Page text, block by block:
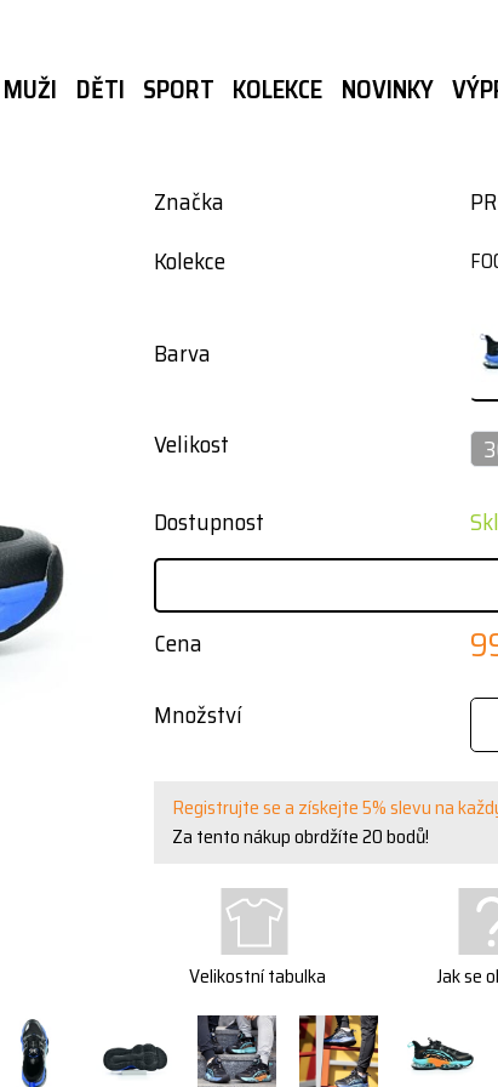
MUŽI DĚTI SPORT KOLEKCE NOVINKY
Značka
Kolekce
Barva
Velikost
Dostupnost
Cena
Množství
Registrujte se a získejte 5% slevu na
Za tento nákup obrdžíte20bodů!
Velikostní tabulka Jak se